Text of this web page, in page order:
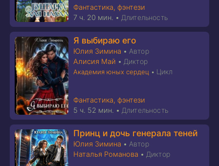
Фантастика, фэнтези
7 ч. 20 мин. • Длительность
Я выбираю его
Юлия Зимина • Автор
Алисия Май • Диктор
Академия юных сердец • Цикл
Фантастика, фэнтези
5 ч. 52 мин. • Длительность
Принц и дочь генерала теней
Юлия Зимина • Автор
Наталья Романова • Диктор